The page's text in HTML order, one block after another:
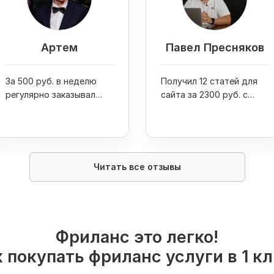
Артем
За 500 руб. в неделю
регулярно заказывал
текстов
Павел Пресняков
Получил 12 статей для
сайта за 2300 руб. с
Читать все отзывы
Фриланс это легко!
покупать фриланс услуги в 1